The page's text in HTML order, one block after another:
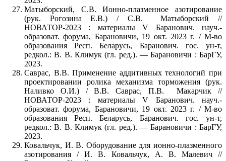
Матыборский, С.В. Ионно-плазменное азотирование
(рук. Рогозина Е.В.) / С.В. Матыборский //
НОВАТОР-2023 : материалы V Баранович. науч.-
образоват. форума, Барановичи, 19 окт. 2023 г. / М-во
образования Респ. Беларусь, Баранович. гос. ун-т,
редкол.: В. В. Климук (гл. ред.). — Барановичи : БарГУ,
2023.
Саврас, В.В. Применение аддитивных технологий при
проектировании ролика механизма торможения (рук.
Наливко О.И.) / В.В. Саврас, П.В. Макарчик //
НОВАТОР-2023 : материалы V Баранович. науч.-
образоват. форума, Барановичи, 19 окт. 2023 г. / М-во
образования Респ. Беларусь, Баранович. гос. ун-т,
редкол.: В. В. Климук (гл. ред.). — Барановичи : БарГУ,
2023.
Ковальчук, И. В. Оборудование для ионно-плазменного
азотирования / И. В. Ковальчук, А. В. Малевич //